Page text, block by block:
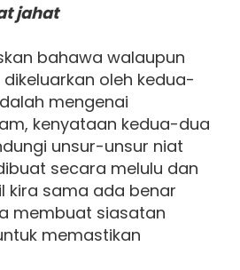
jahat
bahawa walaupun
oleh kedua-
mengenai
kenyataan kedua-dua
unsur-unsur niat
secara melulu dan
kira sama ada benar
membuat siasatan
memastikan